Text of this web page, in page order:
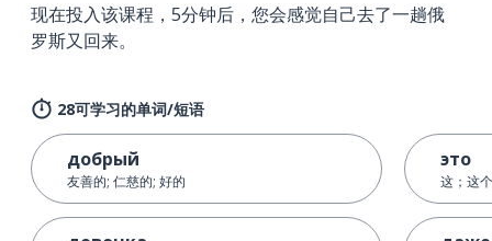
现在投入该课程，5分钟后，您会感觉自己去了一趟俄
罗斯又回来。
28可学习的单词/短语
добрый
友善的; 仁慈的; 好的
это
这；这个